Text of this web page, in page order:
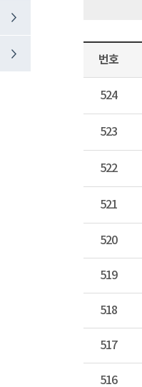
번호
524
523
522
521
520
519
518
517
516